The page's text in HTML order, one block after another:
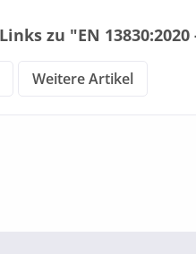
zu "EN
Weitere Artikel